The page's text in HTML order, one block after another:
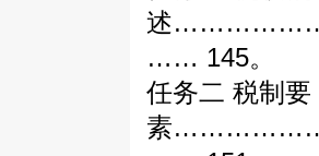
述
…… 145。
任务二 税制要
素